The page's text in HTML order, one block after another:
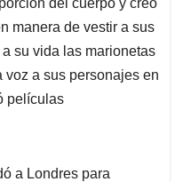
manera de vestir a sus
su vida las marionetas
a sus personajes en
películas
a Londres para